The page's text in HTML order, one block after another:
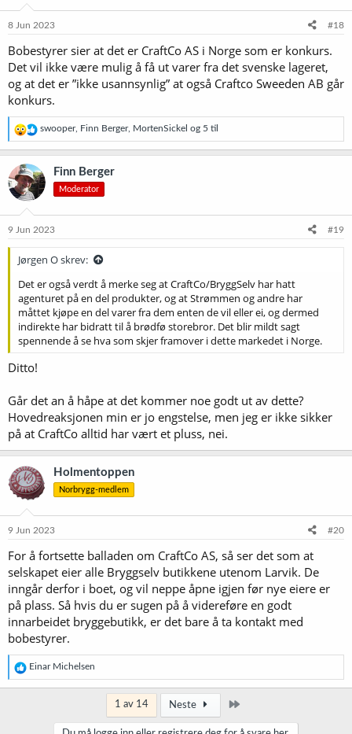
8 Jun 2023 #18
Bobestyrer sier at det er CraftCo AS i Norge som er konkurs.
Det vil ikke være mulig å få ut varer fra det svenske lageret,
og at det er ”ikke usannsynlig” at også Craftco Sweeden AB går
konkurs.
R
e
a
s
j
n
e
swooper, Finn Berger, MortenSickel og 5 til
Finn Berger
Moderator
9 Jun 2023 #19
Jørgen O skrev:
Det er også verdt å merke seg at CraftCo/BryggSelv har hatt
agenturet på en del produkter, og at Strømmen og andre har
måttet kjøpe en del varer fra dem enten de vil eller ei, og dermed
indirekte har bidratt til å brødfø storebror. Det blir mildt sagt
spennende å se hva som skjer framover i dette markedet i Norge.
Ditto!
Går det an å håpe at det kommer noe godt ut av dette?
Hovedreaksjonen min er jo engstelse, men jeg er ikke sikker
på at CraftCo alltid har vært et pluss, nei.
Holmentoppen
Norbrygg-medlem
9 Jun 2023 #20
For å fortsette balladen om CraftCo AS, så ser det som at
selskapet eier alle Bryggselv butikkene utenom Larvik. De
inngår derfor i boet, og vil neppe åpne igjen før nye eiere er
på plass. Så hvis du er sugen på å videreføre en godt
innarbeidet bryggebutikk, er det bare å ta kontakt med
bobestyrer.
R
e
a
Einar Michelsen
1 av 14 Neste